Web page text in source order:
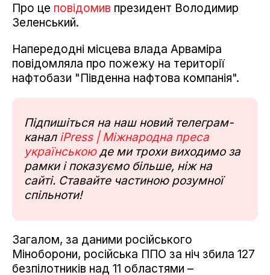
Про це повідомив президент Володимир
Зеленський.
Напередодні місцева влада Арваміра
повідомляла про пожежу на території
нафтобази "Південна нафтова компанія".
Підпишіться на наш новий телеграм-
канал iPress | Міжнародна преса
українськоюде ми трохи виходимо за
рамки і показуємо більше, ніж на
сайті. Ставайте частиною розумної
спільноти!
Загалом, за даними російського
Міноборони, російська ППО за ніч збила 127
безпілотників над 11 областями –